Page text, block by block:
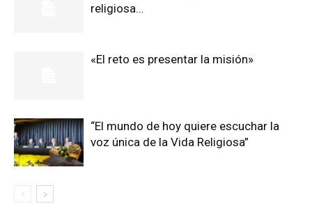
religiosa…
«El reto es presentar la misión»
“El mundo de hoy quiere escuchar la
voz única de la Vida Religiosa”